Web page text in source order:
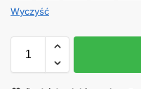
Wyczyść